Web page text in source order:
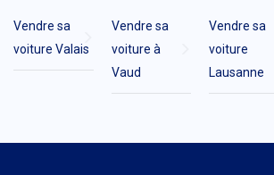
Vendre sa
voiture Valais
Vendre sa
voiture à
Vaud
Vendre sa
voiture
Lausanne